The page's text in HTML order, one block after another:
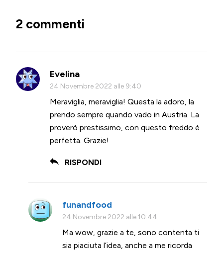
2 commenti
Evelina
24 Novembre 2022 alle 9:40
Meraviglia, meraviglia! Questa la adoro, la
prendo sempre quando vado in Austria. La
proverò prestissimo, con questo freddo è
perfetta. Grazie!
RISPONDI
funandfood
24 Novembre 2022 alle 10:44
Ma wow, grazie a te, sono contenta ti
sia piaciuta l’idea, anche a me ricorda